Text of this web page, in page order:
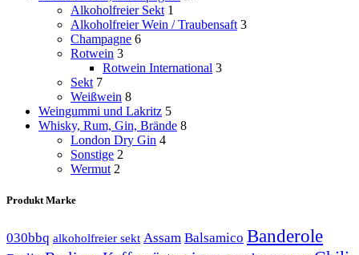
Alkoholfreier Sekt 1
Alkoholfreier Wein / Traubensaft 3
Champagne 6
Rotwein 3
Rotwein International 3
Sekt 7
Weißwein 8
Weingummi und Lakritz 5
Whisky, Rum, Gin, Brände 8
London Dry Gin 4
Sonstige 2
Wermut 2
Produkt Marke
030bbq alkoholfreier sekt Assam Balsamico Banderole